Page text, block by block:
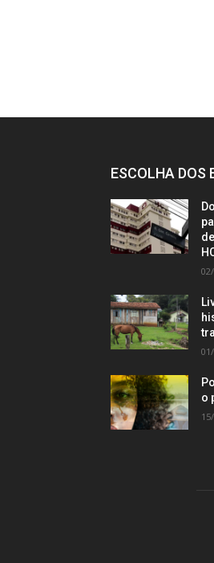
ESCOLHA DOS
o